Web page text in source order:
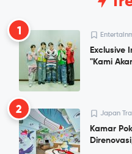
1
Exclusive
"Kami
2 Japan
Kamar